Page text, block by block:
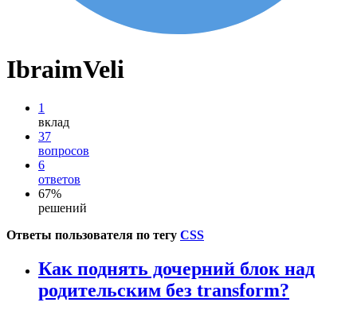
IbraimVeli
1
вклад
37
вопросов
6
ответов
67%
решений
Ответы пользователя по тегу CSS
Как поднять дочерний блок над
родительским без transform?